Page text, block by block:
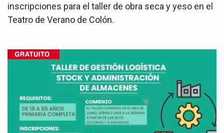
inscripciones para el taller de obra seca y yeso en el
Teatro de Verano de Colón.